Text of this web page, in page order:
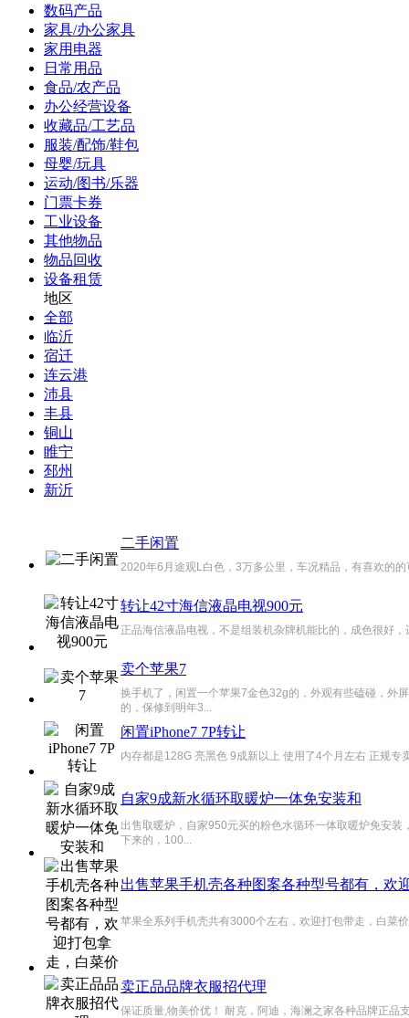
数码产品
家具/办公家具
家用电器
日常用品
食品/农产品
办公经营设备
收藏品/工艺品
服装/配饰/鞋包
母婴/玩具
运动/图书/乐器
门票卡券
工业设备
其他物品
物品回收
设备租赁
地区
全部
临沂
宿迁
连云港
沛县
丰县
铜山
睢宁
邳州
新沂
二手闲置
2020年6月途观L白色，3万多公里，车况精品，有喜欢的的
转让42寸海信液晶电视900元
正品海信液晶电视，不是组装机杂牌机能比的，成色很好，
卖个苹果7
换手机了，闲置一个苹果7金色32g的，外观有些磕碰，外
的，保修到明年3...
闲置iPhone7 7P转让
内存都是128G 亮黑色 9成新以上 使用了4个月左右 正规
自家9成新水循环取暖炉一体免安装和
出售取暖炉，自家950元买的粉色水循环一体取暖炉免安
下来的，100...
出售苹果手机壳各种图案各种型号都有，欢
苹果全系列手机壳共有3000个左右，欢迎打包带走，白菜
卖正品品牌衣服招代理
保证质量,物美价优！ 耐克，阿迪，海澜之家各种品牌正